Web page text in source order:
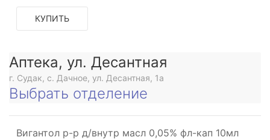
КУПИТЬ
Аптека, ул. Десантная
г. Судак, с. Дачное, ул. Десантная, 1а
Выбрать отделение
Вигантол р-р д/внутр масл 0,05% фл-кап 10мл